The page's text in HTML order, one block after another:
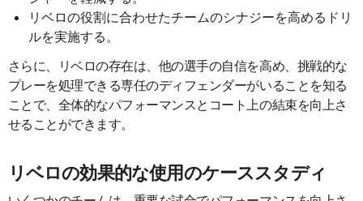
リベロの役割に合わせたチームのシナジーを高めるドリ
ルを実施する。
さらに、リベロの存在は、他の選手の自信を高め、挑戦的な
プレーを処理できる専任のディフェンダーがいることを知る
ことで、全体的なパフォーマンスとコート上の結束を向上さ
せることができます。
リベロの効果的な使用のケーススタディ